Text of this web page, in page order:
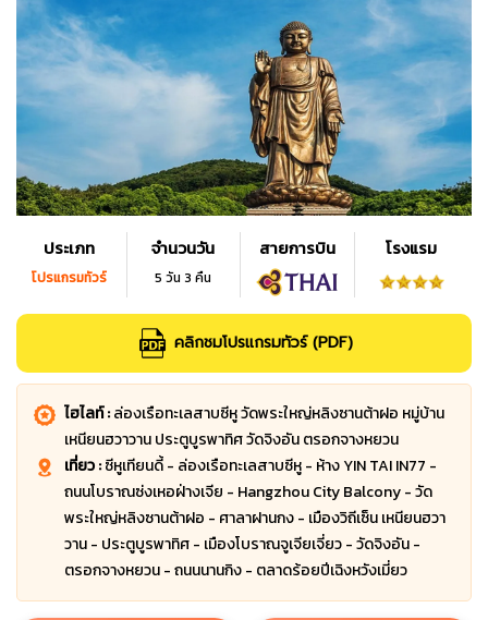
ประเภท
โปรแกรมทัวร์
จำนวนวัน
5 วัน 3 คืน
สายการบิน โรงแรม
คลิกชมโปรแกรมทัวร์ (PDF)
ไฮไลท์ :ล่องเรือทะเลสาบซีหู วัดพระใหญ่หลิงซานต้าฝอ หมู่บ้าน
เหนียนฮวาวาน ประตูบูรพาทิศ วัดจิงอัน ตรอกจางหยวน
เที่ยว :ซีหูเทียนดี้ - ล่องเรือทะเลสาบซีหู - ห้าง YIN TAI IN77 -
ถนนโบราณซ่งเหอฝ่างเจีย - Hangzhou City Balcony - วัด
พระใหญ่หลิงซานต้าฝอ - ศาลาฝานกง - เมืองวิถีเซ็น เหนียนฮวา
วาน - ประตูบูรพาทิศ - เมืองโบราณจูเจียเจี่ยว - วัดจิงอัน -
ตรอกจางหยวน - ถนนนานกิง - ตลาดร้อยปีเฉิงหวังเมี่ยว